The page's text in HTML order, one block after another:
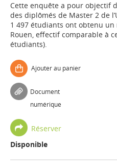
Cette enquête a pour objectif
des diplômés de Master 2 de
1 497 étudiants ont obtenu un
Rouen, effectif comparable à
étudiants).
Ajouter au panier
Document
numérique
Réserver
Disponible